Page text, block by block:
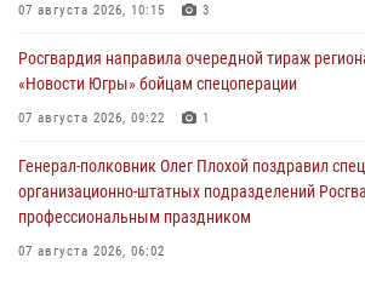
07 августа 2026, 10:15 3
Росгвардия направила очередной тираж
«Новости Югры» бойцам спецоперации
07 августа 2026, 09:22 1
Генерал-полковник Олег Плохой поздравил
организационно-штатных подразделений
профессиональным праздником
07 августа 2026, 06:02